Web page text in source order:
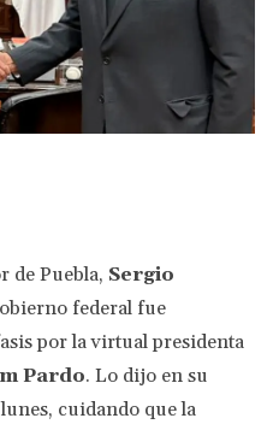
de Puebla, Sergio
federal fue
por la virtual presidenta
Pardo. Lo dijo en su
cuidando que la